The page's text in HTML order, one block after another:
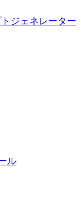
ジェネレーター
ル